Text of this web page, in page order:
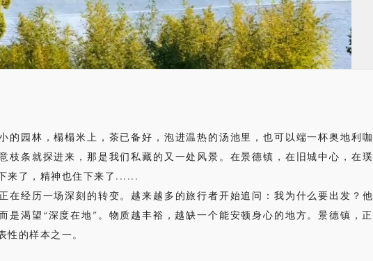
的园林，榻榻米上，茶已备好，泡进温热的汤池里，也可以端一杯奥地利咖
枝条就探进来，那是我们私藏的又一处风景。在景德镇，在旧城中心，在璞
来了，精神也住下来了......
在经历一场深刻的转变。越来越多的旅行者开始追问：我为什么要出发？他
是渴望“深度在地”。物质越丰裕，越缺一个能安顿身心的地方。景德镇，正
性的样本之一。